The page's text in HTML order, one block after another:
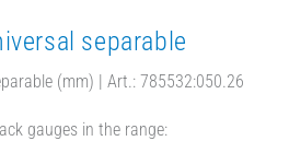
separable
(mm) | Art.: 785532:050.26
gauges in the range: